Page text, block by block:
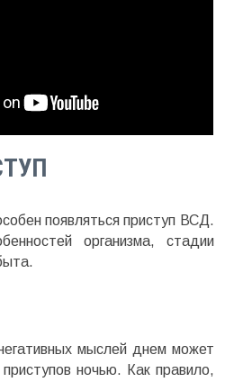
появляться приступ ВСД.
организма, стадии
мыслей днем может
приступов ночью. Как правило,